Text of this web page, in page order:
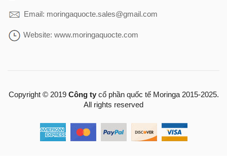
Email: moringaquocte.sales@gmail.com
Website: www.moringaquocte.com
Copyright © 2019 Công tycổ phần quốc tế Moringa 2015-2025.
All rights reserved